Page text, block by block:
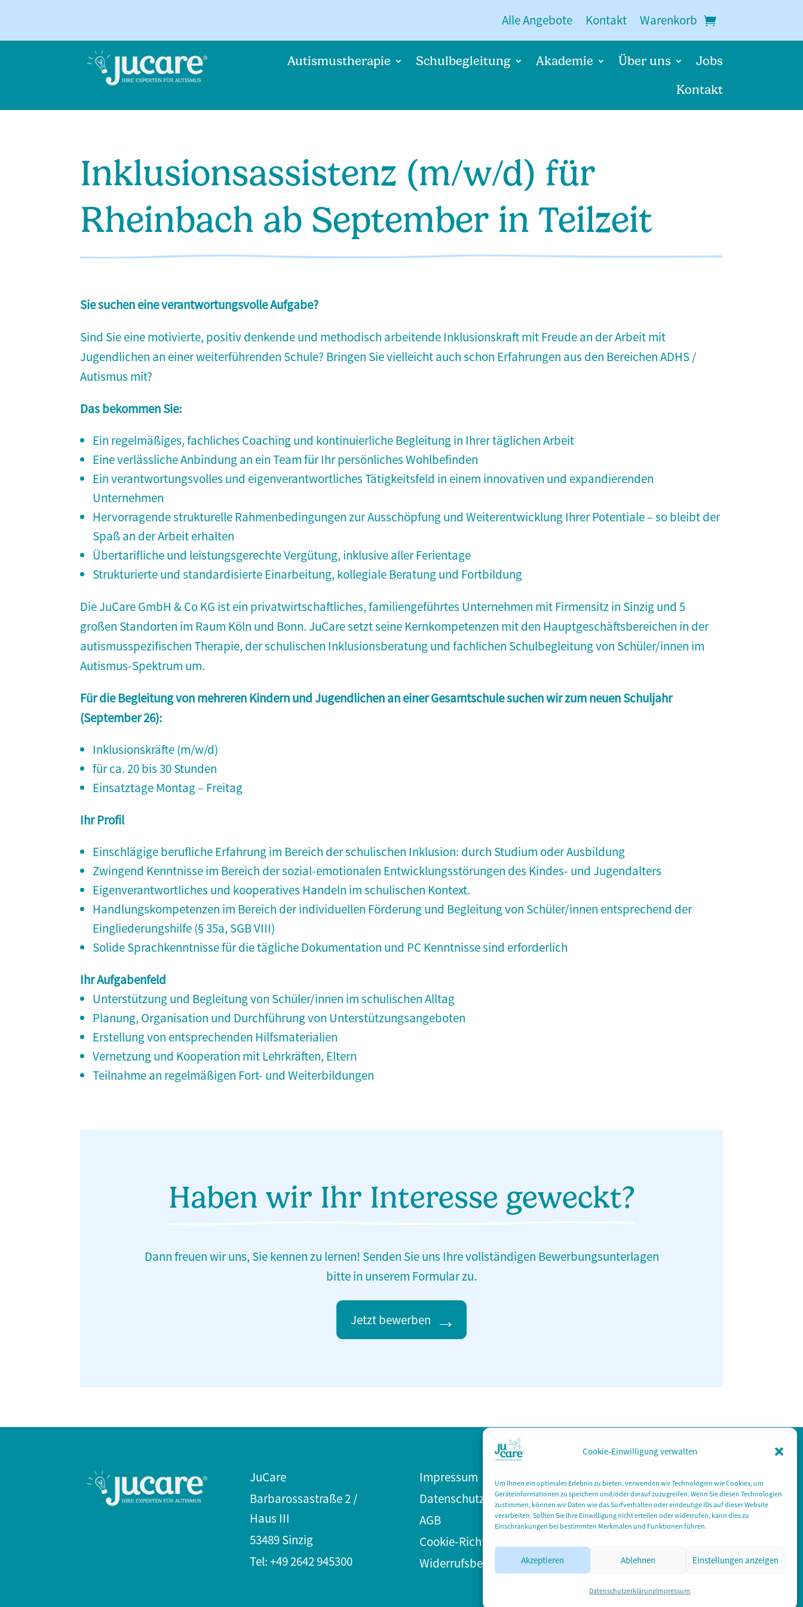
Cookie-Einwilligung verwalten
Um Ihnen ein optimales Erlebnis zu bieten, verwenden wir Technologien wie Cookies, um
Geräteinformationen zu speichern und/oder darauf zuzugreifen. Wenn Sie diesen Technologien
zustimmen, können wir Daten wie das Surfverhalten oder eindeutige IDs auf dieser Website
verarbeiten. Sollten Sie Ihre Einwilligung nicht erteilen oder widerrufen, kann dies zu
Einschränkungen bei bestimmten Merkmalen und Funktionen führen.
Akzeptieren Ablehnen Einstellungen anzeigen
DatenschutzerklärungImpressum
Alle Angebote Kontakt Warenkorb
Autismustherapie Schulbegleitung Akademie Über uns
Jobs
Kontakt
Inklusions­assistenz (m/w/d) für
Rheinbach ab September in Teilzeit
Sie suchen eine verantwortungsvolle Aufgabe?
Sind Sie eine motivierte, positiv denkende und methodisch arbeitende Inklusionskraft mit Freude an der Arbeit mit
Jugendlichen an einer weiterführenden Schule? Bringen Sie vielleicht auch schon Erfahrungen aus den Bereichen ADHS /
Autismus mit?
Das bekommen Sie:
Ein regelmäßiges, fachliches Coaching und kontinuierliche Begleitung in Ihrer täglichen Arbeit
Eine verlässliche Anbindung an ein Team für Ihr persönliches Wohlbefinden
Ein verantwortungsvolles und eigenverantwortliches Tätigkeitsfeld in einem innovativen und expandierenden
Unternehmen
Hervorragende strukturelle Rahmenbedingungen zur Ausschöpfung und Weiterentwicklung Ihrer Potentiale – so bleibt der
Spaß an der Arbeit erhalten
Übertarifliche und leistungsgerechte Vergütung, inklusive aller Ferientage
Strukturierte und standardisierte Einarbeitung, kollegiale Beratung und Fortbildung
Die JuCare GmbH & Co KG ist ein privatwirtschaftliches, familiengeführtes Unternehmen mit Firmensitz in Sinzig und 5
großen Standorten im Raum Köln und Bonn. JuCare setzt seine Kernkompetenzen mit den Hauptgeschäftsbereichen in der
autismusspezifischen Therapie, der schulischen Inklusionsberatung und fachlichen Schulbegleitung von Schüler/innen im
Autismus-Spektrum um.
Für die Begleitung von mehreren Kindern und Jugendlichen an einer Gesamtschule suchen wir zum neuen Schuljahr
(September 26):
Inklusionskräfte (m/w/d)
für ca. 20 bis 30 Stunden
Einsatztage Montag – Freitag
Ihr Profil
Einschlägige berufliche Erfahrung im Bereich der schulischen Inklusion: durch Studium oder Ausbildung
Zwingend Kenntnisse im Bereich der sozial-emotionalen Entwicklungsstörungen des Kindes- und Jugendalters
Eigenverantwortliches und kooperatives Handeln im schulischen Kontext.
Handlungskompetenzen im Bereich der individuellen Förderung und Begleitung von Schüler/innen entsprechend der
Eingliederungshilfe (§ 35a, SGB VIII)
Solide Sprachkenntnisse für die tägliche Dokumentation und PC Kenntnisse sind erforderlich
Ihr Aufgabenfeld
Unterstützung und Begleitung von Schüler/innen im schulischen Alltag
Planung, Organisation und Durchführung von Unterstützungsangeboten
Erstellung von entsprechenden Hilfsmaterialien
Vernetzung und Kooperation mit Lehrkräften, Eltern
Teilnahme an regelmäßigen Fort- und Weiterbildungen
Haben wir Ihr Interesse geweckt?
Dann freuen wir uns, Sie kennen zu lernen! Senden Sie uns Ihre vollständigen Bewerbungsunterlagen
bitte in unserem Formular zu.
Jetzt bewerben
JuCare
Barbarossastraße 2 /
Haus III
53489 Sinzig
Tel: +49 2642 945300
Impressum
Datenschutz­erklärung
AGB
Cookie-Richtlinie (EU)
Widerrufsbelehrung